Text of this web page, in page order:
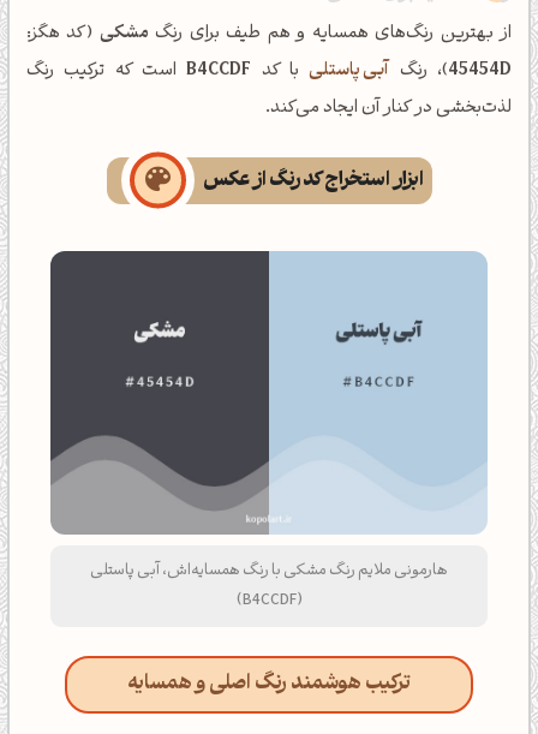
از بهترین رنگ‌های همسایه و هم طیف برای رنگ مشکی (کد هگز:
45454D)، رنگ آبی پاستلیبا کد B4CCDFاست که ترکیب رنگ
لذت‌بخشی در کنار آن ایجاد می‌کند.
ابزار استخراج کد رنگ از عکس
هارمونی ملایم رنگ مشکی با رنگ همسایه‌اش، آبی پاستلی
(B4CCDF)
ترکیب هوشمند رنگ اصلی و همسایه